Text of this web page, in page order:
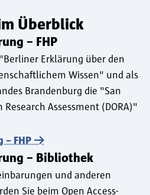
Überblick
– FHP
Erklärung über den
Wissen" und als
Brandenburg die "San
Assessment (DORA)"
– FHP
– Bibliothek
und anderen
Sie beim Open Access-